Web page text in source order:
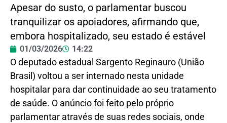
Apesar do susto, o parlamentar buscou
tranquilizar os apoiadores, afirmando que,
embora hospitalizado, seu estado é estável
01/03/2026 14:22
O deputado estadual Sargento Reginauro (União
Brasil) voltou a ser internado nesta unidade
hospitalar para dar continuidade ao seu tratamento
de saúde. O anúncio foi feito pelo próprio
parlamentar através de suas redes sociais, onde